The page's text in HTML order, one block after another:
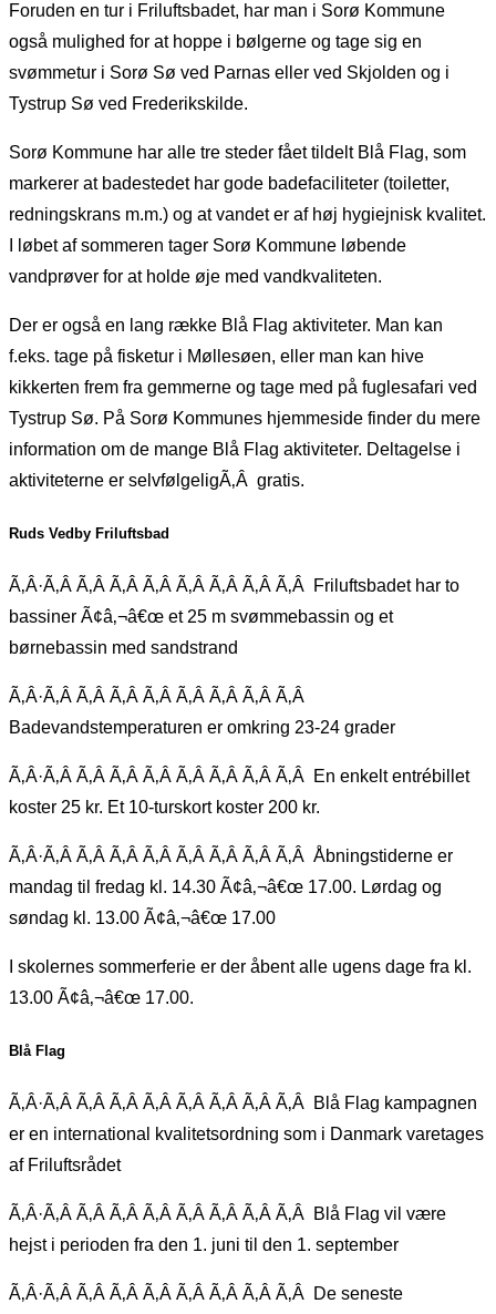
Foruden en tur i Friluftsbadet, har man i Sorø Kommune
også mulighed for at hoppe i bølgerne og tage sig en
svømmetur i Sorø Sø ved Parnas eller ved Skjolden og i
Tystrup Sø ved Frederikskilde.
Sorø Kommune har alle tre steder fået tildelt Blå Flag, som
markerer at badestedet har gode badefaciliteter (toiletter,
redningskrans m.m.) og at vandet er af høj hygiejnisk kvalitet.
I løbet af sommeren tager Sorø Kommune løbende
vandprøver for at holde øje med vandkvaliteten.
Der er også en lang række Blå Flag aktiviteter. Man kan
f.eks. tage på fisketur i Møllesøen, eller man kan hive
kikkerten frem fra gemmerne og tage med på fuglesafari ved
Tystrup Sø. På Sorø Kommunes hjemmeside finder du mere
information om de mange Blå Flag aktiviteter. Deltagelse i
aktiviteterne er selvfølgeligÃ‚Â gratis.
Ruds Vedby Friluftsbad
Ã‚Â·Ã‚Â Ã‚Â Ã‚Â Ã‚Â Ã‚Â Ã‚Â Ã‚Â Ã‚Â Friluftsbadet har to
bassiner Ã¢â‚¬â€œ et 25 m svømmebassin og et
børnebassin med sandstrand
Ã‚Â·Ã‚Â Ã‚Â Ã‚Â Ã‚Â Ã‚Â Ã‚Â Ã‚Â Ã‚Â
Badevandstemperaturen er omkring 23-24 grader
Ã‚Â·Ã‚Â Ã‚Â Ã‚Â Ã‚Â Ã‚Â Ã‚Â Ã‚Â Ã‚Â En enkelt entrébillet
koster 25 kr. Et 10-turskort koster 200 kr.
Ã‚Â·Ã‚Â Ã‚Â Ã‚Â Ã‚Â Ã‚Â Ã‚Â Ã‚Â Ã‚Â Åbningstiderne er
mandag til fredag kl. 14.30 Ã¢â‚¬â€œ 17.00. Lørdag og
søndag kl. 13.00 Ã¢â‚¬â€œ 17.00
I skolernes sommerferie er der åbent alle ugens dage fra kl.
13.00 Ã¢â‚¬â€œ 17.00.
Blå Flag
Ã‚Â·Ã‚Â Ã‚Â Ã‚Â Ã‚Â Ã‚Â Ã‚Â Ã‚Â Ã‚Â Blå Flag kampagnen
er en international kvalitetsordning som i Danmark varetages
af Friluftsrådet
Ã‚Â·Ã‚Â Ã‚Â Ã‚Â Ã‚Â Ã‚Â Ã‚Â Ã‚Â Ã‚Â Blå Flag vil være
hejst i perioden fra den 1. juni til den 1. september
Ã‚Â·Ã‚Â Ã‚Â Ã‚Â Ã‚Â Ã‚Â Ã‚Â Ã‚Â Ã‚Â De seneste